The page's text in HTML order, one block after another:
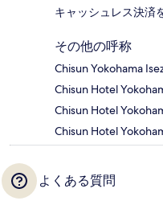
キャッシュレス決済
その他の呼称
Chisun Yokohama
Chisun Hotel
Chisun Hotel
Chisun Hotel
よくある質問